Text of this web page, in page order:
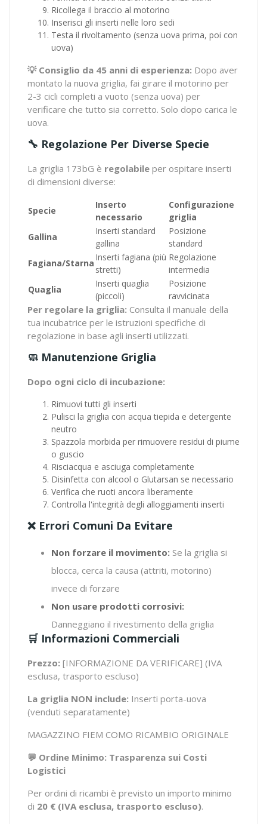
Ricollega il braccio al motorino
Inserisci gli inserti nelle loro sedi
Testa il rivoltamento (senza uova prima, poi con
uova)
💡 Consiglio da 45 anni di esperienza: Dopo aver
montato la nuova griglia, fai girare il motorino per
2-3 cicli completi a vuoto (senza uova) per
verificare che tutto sia corretto. Solo dopo carica le
uova.
🔧 Regolazione Per Diverse Specie
La griglia 173bG è regolabile per ospitare inserti
di dimensioni diverse:
Specie
Inserto
necessario
Configurazione
griglia
Gallina
Inserti standard
gallina
Posizione
standard
Fagiana/Starna
Inserti fagiana (più
stretti)
Regolazione
intermedia
Quaglia
Inserti quaglia
(piccoli)
Posizione
ravvicinata
Per regolare la griglia: Consulta il manuale della
tua incubatrice per le istruzioni specifiche di
regolazione in base agli inserti utilizzati.
🧼 Manutenzione Griglia
Dopo ogni ciclo di incubazione:
Rimuovi tutti gli inserti
Pulisci la griglia con acqua tiepida e detergente
neutro
Spazzola morbida per rimuovere residui di piume
o guscio
Risciacqua e asciuga completamente
Disinfetta con alcool o Glutarsan se necessario
Verifica che ruoti ancora liberamente
Controlla l'integrità degli alloggiamenti inserti
❌ Errori Comuni Da Evitare
Non forzare il movimento: Se la griglia si
blocca, cerca la causa (attriti, motorino)
invece di forzare
Non usare prodotti corrosivi:
Danneggiano il rivestimento della griglia
🛒 Informazioni Commerciali
Prezzo: [INFORMAZIONE DA VERIFICARE] (IVA
esclusa, trasporto escluso)
La griglia NON include: Inserti porta-uova
(venduti separatamente)
MAGAZZINO FIEM COMO RICAMBIO ORIGINALE
💬 Ordine Minimo: Trasparenza sui Costi
Logistici
Per ordini di ricambi è previsto un importo minimo
di 20 € (IVA esclusa, trasporto escluso).